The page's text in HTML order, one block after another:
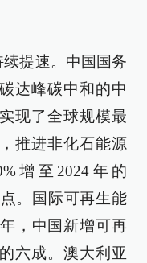
提速。中国国务
达峰碳中和的中
现了全球规模最
推进非化石能源
增至2024年的
。国际可再生能
，中国新增可再
六成。澳大利亚